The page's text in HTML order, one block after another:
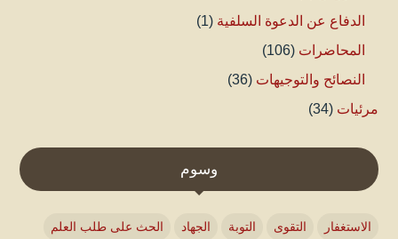
الدفاع عن الدعوة السلفية (1)
المحاضرات (106)
النصائح والتوجيهات (36)
مرئيات (34)
وسوم
الاستغفار التقوى التوبة الجهاد الحث على طلب العلم